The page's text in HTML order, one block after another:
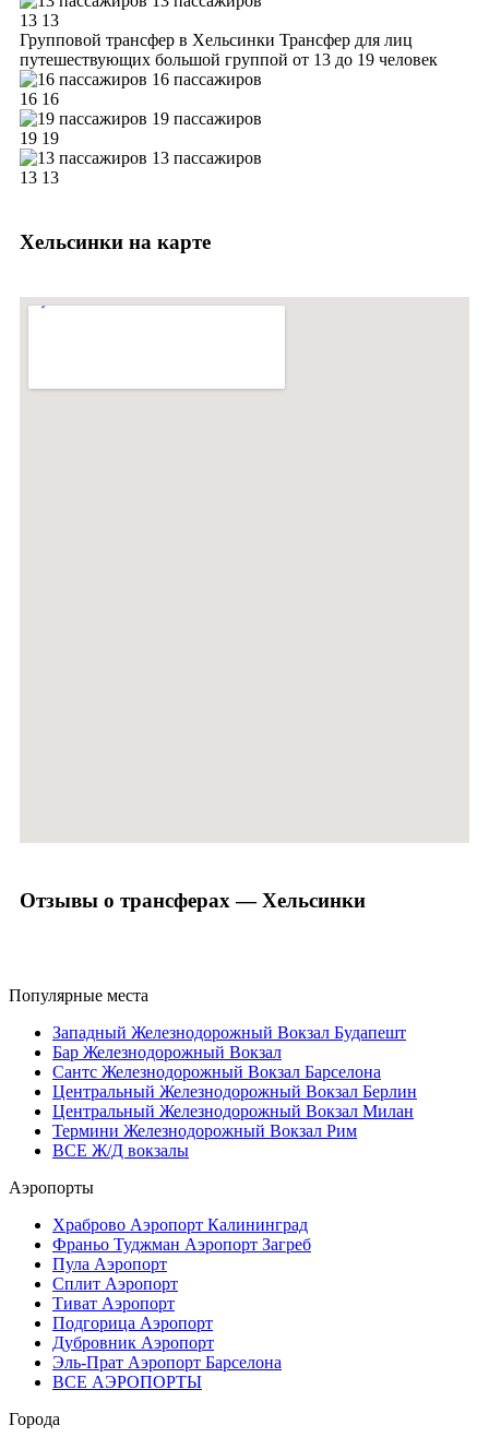
13 13
Групповой трансфер в Хельсинки Трансфер для лиц
путешествующих большой группой от 13 до 19 человек
16 пассажиров
16 16
19 пассажиров
19 19
13 пассажиров
13 13
Хельсинки на карте
Отзывы о трансферах — Хельсинки
Популярные места
Западный Железнодорожный Вокзал Будапешт
Бар Железнодорожный Вокзал
Сантс Железнодорожный Вокзал Барселона
Центральный Железнодорожный Вокзал Берлин
Центральный Железнодорожный Вокзал Милан
Термини Железнодорожный Вокзал Рим
ВСЕ Ж/Д вокзалы
Аэропорты
Храброво Аэропорт Калининград
Франьо Туджман Аэропорт Загреб
Пула Аэропорт
Сплит Аэропорт
Тиват Аэропорт
Подгорица Аэропорт
Дубровник Аэропорт
Эль-Прат Аэропорт Барселона
ВСЕ АЭРОПОРТЫ
Города